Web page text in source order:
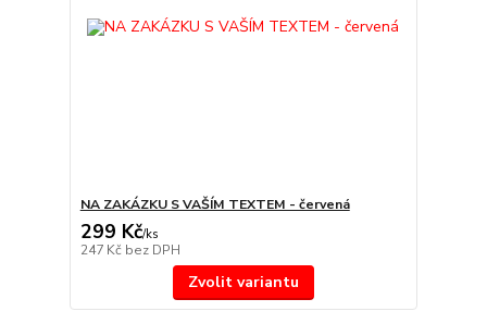
NA ZAKÁZKU S VAŠÍM TEXTEM - červená
299 Kč/ks
247 Kč bez DPH
Zvolit variantu